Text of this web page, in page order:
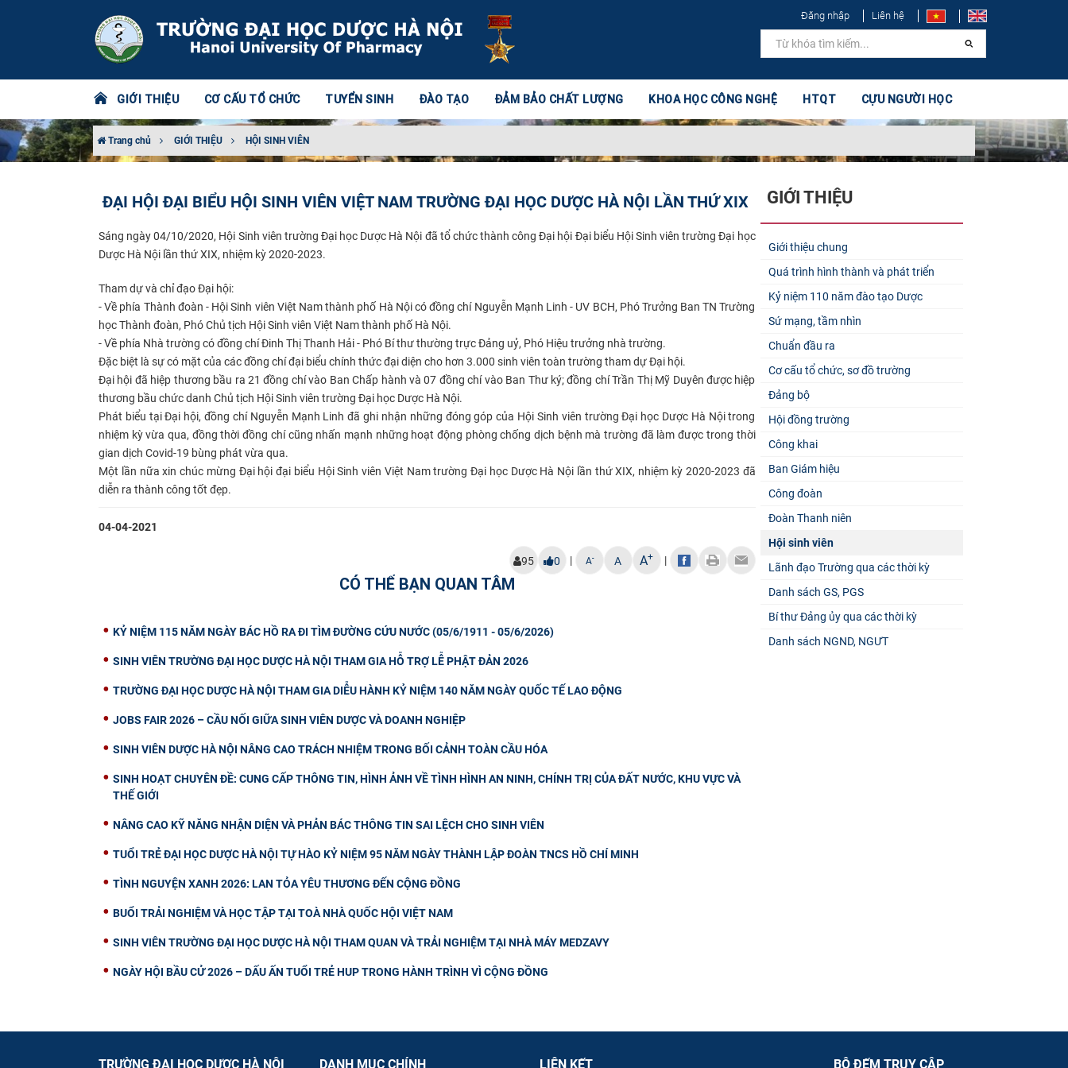
Đăng nhập Liên hệ
GIỚI THIỆU CƠ CẤU TỔ CHỨC TUYỂN SINH ĐÀO TẠO ĐẢM BẢO CHẤT LƯỢNG KHOA HỌC CÔNG NGHỆ HTQT CỰU NGƯỜI HỌC
Trang chủ GIỚI THIỆU HỘI SINH VIÊN
ĐẠI HỘI ĐẠI BIỂU HỘI SINH VIÊN VIỆT NAM TRƯỜNG ĐẠI HỌC DƯỢC HÀ NỘI LẦN THỨ XIX
​​Sáng ngày 04/10/2020, Hội Sinh viên trường Đại học Dược Hà Nội đã tổ chức thành công Đại hội Đại biểu Hội Sinh viên trường Đại học
Dược Hà Nội lần thứ XIX, nhiệm kỳ 2020-2023.
Tham dự và chỉ đạo Đại hội:
- Về phía Thành đoàn - Hội Sinh viên Việt Nam thành phố Hà Nội có đồng chí Nguyễn Mạnh Linh - UV BCH, Phó Trưởng Ban TN Trường
học Thành đoàn, Phó Chủ tịch Hội Sinh viên Việt Nam thành phố Hà Nội.
- Về phía Nhà trường có đồng chí Đinh Thị Thanh Hải - Phó Bí thư thường trực Đảng uỷ, Phó Hiệu trưởng nhà trường.
Đặc biệt là sự có mặt của các đồng chí đại biểu chính thức đại diện cho hơn 3.000 sinh viên toàn trường tham dự Đại hội.
Đại hội đã hiệp thương bầu ra 21 đồng chí vào Ban Chấp hành và 07 đồng chí vào Ban Thư ký; đồng chí Trần Thị Mỹ Duyên được hiệp
thương bầu chức danh Chủ tịch Hội Sinh viên trường Đại học Dược Hà Nội.
Phát biểu tại Đại hội, đồng chí Nguyễn Mạnh Linh đã ghi nhận những đóng góp của Hội Sinh viên trường Đại học Dược Hà Nội trong
nhiệm kỳ vừa qua, đồng thời đồng chí cũng nhấn mạnh những hoạt động phòng chống dịch bệnh mà trường đã làm được trong thời
gian dịch Covid-19 bùng phát vừa qua.
Một lần nữa xin chúc mừng Đại hội đại biểu Hội Sinh viên Việt Nam trường Đại học Dược Hà Nội lần thứ XIX, nhiệm kỳ 2020-2023 đã
diễn ra thành công tốt đẹp.
04-04-2021
95 0 | A- A A+ |
CÓ THỂ BẠN QUAN TÂM
KỶ NIỆM 115 NĂM NGÀY BÁC HỒ RA ĐI TÌM ĐƯỜNG CỨU NƯỚC (05/6/1911 - 05/6/2026)
SINH VIÊN TRƯỜNG ĐẠI HỌC DƯỢC HÀ NỘI THAM GIA HỖ TRỢ LỄ PHẬT ĐẢN 2026
TRƯỜNG ĐẠI HỌC DƯỢC HÀ NỘI THAM GIA DIỄU HÀNH KỶ NIỆM 140 NĂM NGÀY QUỐC TẾ LAO ĐỘNG
JOBS FAIR 2026 – CẦU NỐI GIỮA SINH VIÊN DƯỢC VÀ DOANH NGHIỆP
SINH VIÊN DƯỢC HÀ NỘI NÂNG CAO TRÁCH NHIỆM TRONG BỐI CẢNH TOÀN CẦU HÓA
SINH HOẠT CHUYÊN ĐỀ: CUNG CẤP THÔNG TIN, HÌNH ẢNH VỀ TÌNH HÌNH AN NINH, CHÍNH TRỊ CỦA ĐẤT NƯỚC, KHU VỰC VÀ
THẾ GIỚI
NÂNG CAO KỸ NĂNG NHẬN DIỆN VÀ PHẢN BÁC THÔNG TIN SAI LỆCH CHO SINH VIÊN
TUỔI TRẺ ĐẠI HỌC DƯỢC HÀ NỘI TỰ HÀO KỶ NIỆM 95 NĂM NGÀY THÀNH LẬP ĐOÀN TNCS HỒ CHÍ MINH
TÌNH NGUYỆN XANH 2026: LAN TỎA YÊU THƯƠNG ĐẾN CỘNG ĐỒNG
BUỔI TRẢI NGHIỆM VÀ HỌC TẬP TẠI TOÀ NHÀ QUỐC HỘI VIỆT NAM
SINH VIÊN TRƯỜNG ĐẠI HỌC DƯỢC HÀ NỘI THAM QUAN VÀ TRẢI NGHIỆM TẠI NHÀ MÁY MEDZAVY
NGÀY HỘI BẦU CỬ 2026 – DẤU ẤN TUỔI TRẺ HUP TRONG HÀNH TRÌNH VÌ CỘNG ĐỒNG
GIỚI THIỆU
Giới thiệu chung
Quá trình hình thành và phát triển
Kỷ niệm 110 năm đào tạo Dược
Sứ mạng, tầm nhìn
Chuẩn đầu ra
Cơ cấu tổ chức, sơ đồ trường
Đảng bộ
Hội đồng trường
Công khai
Ban Giám hiệu
Công đoàn
Đoàn Thanh niên
Hội sinh viên
Lãnh đạo Trường qua các thời kỳ
Danh sách GS, PGS
Bí thư Đảng ủy qua các thời kỳ
Danh sách NGND, NGƯT
TRƯỜNG ĐẠI HỌC DƯỢC HÀ NỘI DANH MỤC CHÍNH LIÊN KẾT BỘ ĐẾM TRUY CẬP